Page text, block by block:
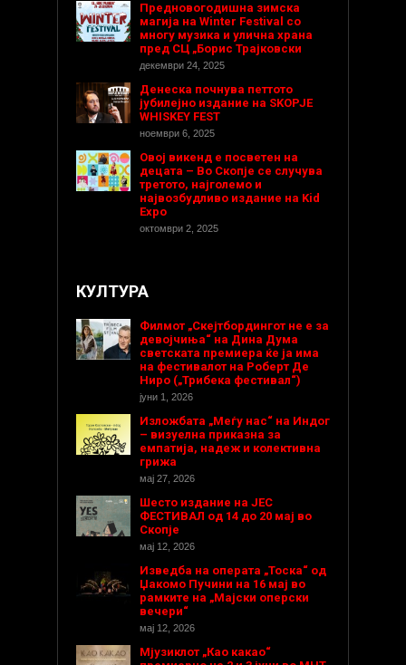
Предновогодишнa зимска
магија на Winter Festival со
многу музика и улична храна
пред СЦ „Борис Трајковски
декември 24, 2025
Денеска почнува петтото
јубилејно издание на SKOPJE
WHISKEY FEST
ноември 6, 2025
Овој викенд е посветен на
децата – Во Скопје се случува
третото, најголемо и
највозбудливо издание на Kid
Expo
октомври 2, 2025
КУЛТУРА
Филмот „Скејтбордингот не е за
девојчиња“ на Дина Дума
светската премиера ќе ја има
на фестивалот на Роберт Де
Ниро („Трибека фестивал“)
јуни 1, 2026
Изложбата „Меѓу нас“ на Индог
– визуелна приказна за
емпатија, надеж и колективна
грижа
мај 27, 2026
Шесто издание на ЈЕС
ФЕСТИВАЛ од 14 до 20 мај во
Скопје
мај 12, 2026
Изведба на операта „Тоска“ од
Џакомо Пучини на 16 мај во
рамките на „Мајски оперски
вечери“
мај 12, 2026
Мјузиклот „Као какао“